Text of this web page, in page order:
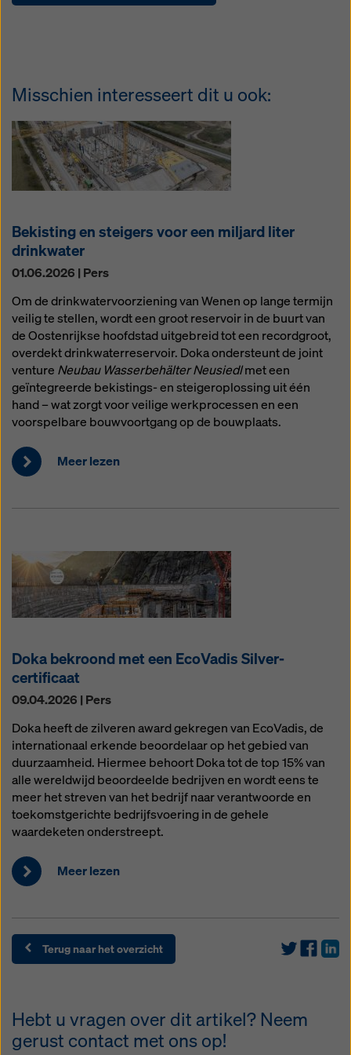
Misschien interesseert dit u ook:
Bekisting en steigers voor een miljard liter
drinkwater
01.06.2026 | Pers
Om de drinkwatervoorziening van Wenen op lange termijn
veilig te stellen, wordt een groot reservoir in de buurt van
de Oostenrijkse hoofdstad uitgebreid tot een recordgroot,
overdekt drinkwaterreservoir. Doka ondersteunt de joint
venture Neubau Wasserbehälter Neusiedlmet een
geïntegreerde bekistings- en steigeroplossing uit één
hand – wat zorgt voor veilige werkprocessen en een
voorspelbare bouwvoortgang op de bouwplaats.
Meer lezen
Doka bekroond met een EcoVadis Silver-
certificaat
09.04.2026 | Pers
Doka heeft de zilveren award gekregen van EcoVadis, de
internationaal erkende beoordelaar op het gebied van
duurzaamheid. Hiermee behoort Doka tot de top 15% van
alle wereldwijd beoordeelde bedrijven en wordt eens te
meer het streven van het bedrijf naar verantwoorde en
toekomstgerichte bedrijfsvoering in de gehele
waardeketen onderstreept.
Meer lezen
Terug naar het overzicht
Hebt u vragen over dit artikel? Neem
gerust contact met ons op!